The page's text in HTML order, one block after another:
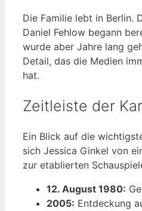
Die Familie lebt in Berlin.
Daniel Fehlow begann
wurde aber Jahre lang
Detail, das die Medien
hat.
Zeitleiste der
Ein Blick auf die
sich Jessica Ginkel von
zur etablierten
12. August 1980:
2005: Entdeckung